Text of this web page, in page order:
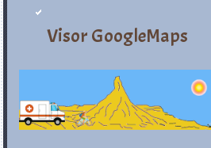
Visor GoogleMaps